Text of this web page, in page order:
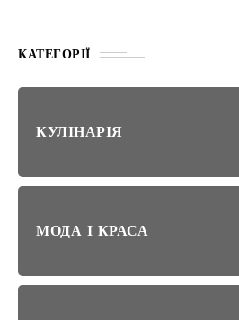
КАТЕГОРІЇ
КУЛІНАРІЯ
МОДА І КРАСА